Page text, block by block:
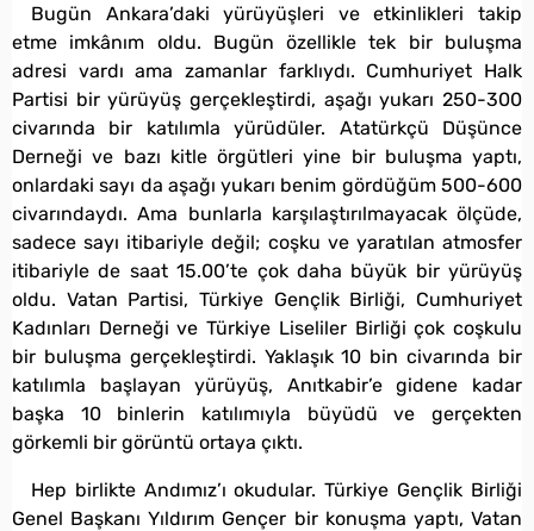
Bugün Ankara’daki yürüyüşleri ve etkinlikleri takip
etme imkânım oldu. Bugün özellikle tek bir buluşma
adresi vardı ama zamanlar farklıydı. Cumhuriyet Halk
Partisi bir yürüyüş gerçekleştirdi, aşağı yukarı 250-300
civarında bir katılımla yürüdüler. Atatürkçü Düşünce
Derneği ve bazı kitle örgütleri yine bir buluşma yaptı,
onlardaki sayı da aşağı yukarı benim gördüğüm 500-600
civarındaydı. Ama bunlarla karşılaştırılmayacak ölçüde,
sadece sayı itibariyle değil; coşku ve yaratılan atmosfer
itibariyle de saat 15.00’te çok daha büyük bir yürüyüş
oldu. Vatan Partisi, Türkiye Gençlik Birliği, Cumhuriyet
Kadınları Derneği ve Türkiye Liseliler Birliği çok coşkulu
bir buluşma gerçekleştirdi. Yaklaşık 10 bin civarında bir
katılımla başlayan yürüyüş, Anıtkabir’e gidene kadar
başka 10 binlerin katılımıyla büyüdü ve gerçekten
görkemli bir görüntü ortaya çıktı.
Hep birlikte Andımız’ı okudular. Türkiye Gençlik Birliği
Genel Başkanı Yıldırım Gençer bir konuşma yaptı, Vatan